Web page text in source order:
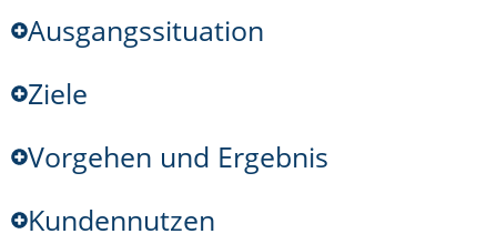
Ausgangssituation
Ziele
Vorgehen und Ergebnis
Kundennutzen